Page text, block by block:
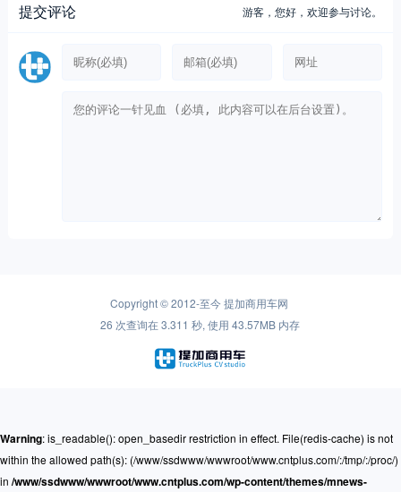
提交评论 游客，您好，欢迎参与讨论。
Copyright © 2012-至今提加商用车网
26 次查询在 3.311 秒, 使用 43.57MB 内存
Warning: is_readable(): open_basedir restriction in effect. File(redis-cache) is not
within the allowed path(s): (/www/ssdwww/wwwroot/www.cntplus.com/:/tmp/:/proc/)
in /www/ssdwww/wwwroot/www.cntplus.com/wp-content/themes/mnews-